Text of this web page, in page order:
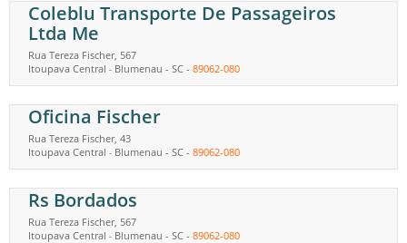
Coleblu Transporte De Passageiros
Ltda Me
Rua Tereza Fischer, 567
Itoupava Central - Blumenau - SC - 89062-080
Oficina Fischer
Rua Tereza Fischer, 43
Itoupava Central - Blumenau - SC - 89062-080
Rs Bordados
Rua Tereza Fischer, 567
Itoupava Central - Blumenau - SC - 89062-080